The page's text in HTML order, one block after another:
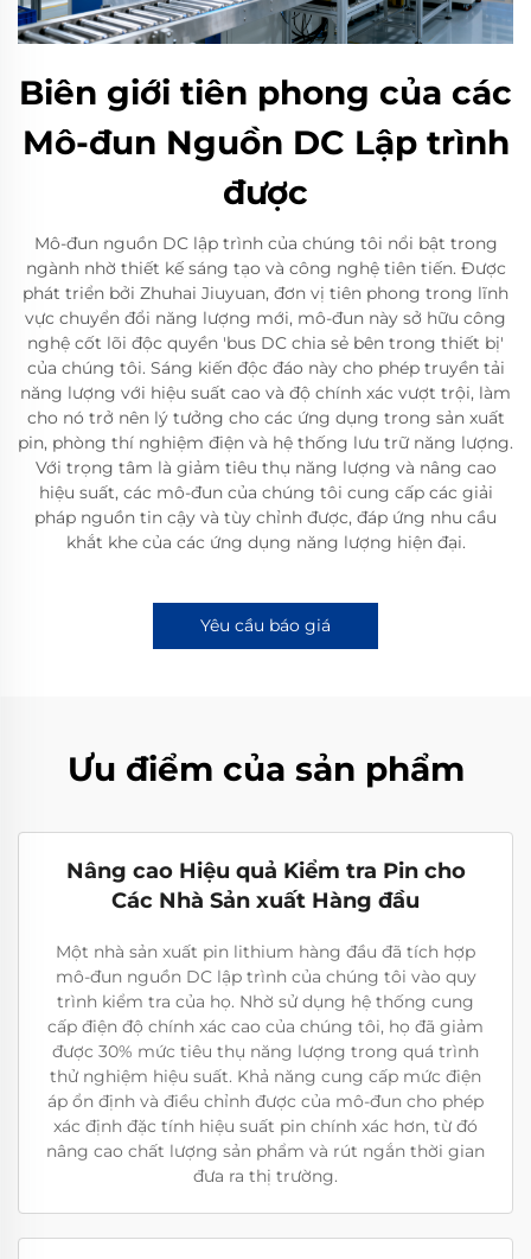
Biên giới tiên phong của các
Mô-đun Nguồn DC Lập trình
được
Mô-đun nguồn DC lập trình của chúng tôi nổi bật trong
ngành nhờ thiết kế sáng tạo và công nghệ tiên tiến. Được
phát triển bởi Zhuhai Jiuyuan, đơn vị tiên phong trong lĩnh
vực chuyển đổi năng lượng mới, mô-đun này sở hữu công
nghệ cốt lõi độc quyền 'bus DC chia sẻ bên trong thiết bị'
của chúng tôi. Sáng kiến độc đáo này cho phép truyền tải
năng lượng với hiệu suất cao và độ chính xác vượt trội, làm
cho nó trở nên lý tưởng cho các ứng dụng trong sản xuất
pin, phòng thí nghiệm điện và hệ thống lưu trữ năng lượng.
Với trọng tâm là giảm tiêu thụ năng lượng và nâng cao
hiệu suất, các mô-đun của chúng tôi cung cấp các giải
pháp nguồn tin cậy và tùy chỉnh được, đáp ứng nhu cầu
khắt khe của các ứng dụng năng lượng hiện đại.
Yêu cầu báo giá
Ưu điểm của sản phẩm
Nâng cao Hiệu quả Kiểm tra Pin cho
Các Nhà Sản xuất Hàng đầu
Một nhà sản xuất pin lithium hàng đầu đã tích hợp
mô-đun nguồn DC lập trình của chúng tôi vào quy
trình kiểm tra của họ. Nhờ sử dụng hệ thống cung
cấp điện độ chính xác cao của chúng tôi, họ đã giảm
được 30% mức tiêu thụ năng lượng trong quá trình
thử nghiệm hiệu suất. Khả năng cung cấp mức điện
áp ổn định và điều chỉnh được của mô-đun cho phép
xác định đặc tính hiệu suất pin chính xác hơn, từ đó
nâng cao chất lượng sản phẩm và rút ngắn thời gian
đưa ra thị trường.